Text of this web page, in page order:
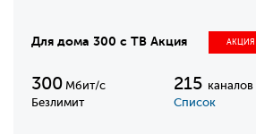
Для дома 300 с ТВ Акция АКЦИЯ
300 Мбит/с
Безлимит
215 каналов
Список